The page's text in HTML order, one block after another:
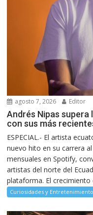
agosto 7, 2026 Editor
Andrés Nipas
con sus más
ESPECIAL.- El artista
nuevo hito en su carrera
mensuales en Spotify,
artistas del norte del
plataforma. El
Curiosidades y Entretenimiento